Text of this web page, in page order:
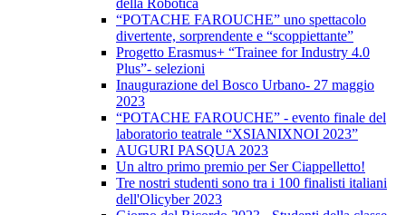
della Robotica
“POTACHE FAROUCHE” uno spettacolo
divertente, sorprendente e “scoppiettante”
Progetto Erasmus+ “Trainee for Industry 4.0
Plus”- selezioni
Inaugurazione del Bosco Urbano- 27 maggio
2023
“POTACHE FAROUCHE” - evento finale del
laboratorio teatrale “XSIANIXNOI 2023”
AUGURI PASQUA 2023
Un altro primo premio per Ser Ciappelletto!
Tre nostri studenti sono tra i 100 finalisti italiani
dell'Olicyber 2023